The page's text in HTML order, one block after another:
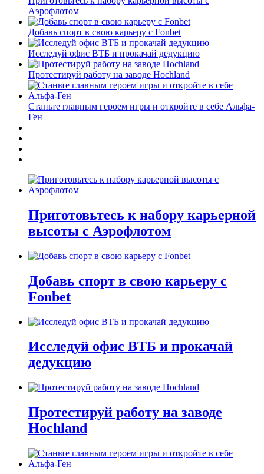
Аэрофлотом
Добавь спорт в свою карьеру с Fonbet
Исследуй офис ВТБ и прокачай дедукцию
Протестируй работу на заводе Hochland
Станьте главным героем игры и откройте в себе Альфа-
Ген
Приготовьтесь к набору карьерной
высоты с Аэрофлотом
Добавь спорт в свою карьеру с
Fonbet
Исследуй офис ВТБ и прокачай
дедукцию
Протестируй работу на заводе
Hochland